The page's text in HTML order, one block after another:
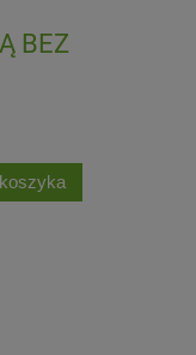
BEZ